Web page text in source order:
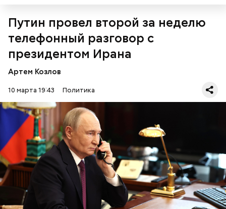
Путин провел второй за неделю
телефонный разговор с
президентом Ирана
Артем Козлов
10 марта 19:43 Политика